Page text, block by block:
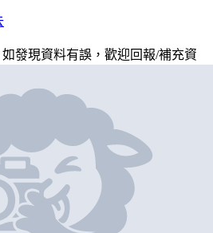
發現資料有誤，歡迎回報/補充資